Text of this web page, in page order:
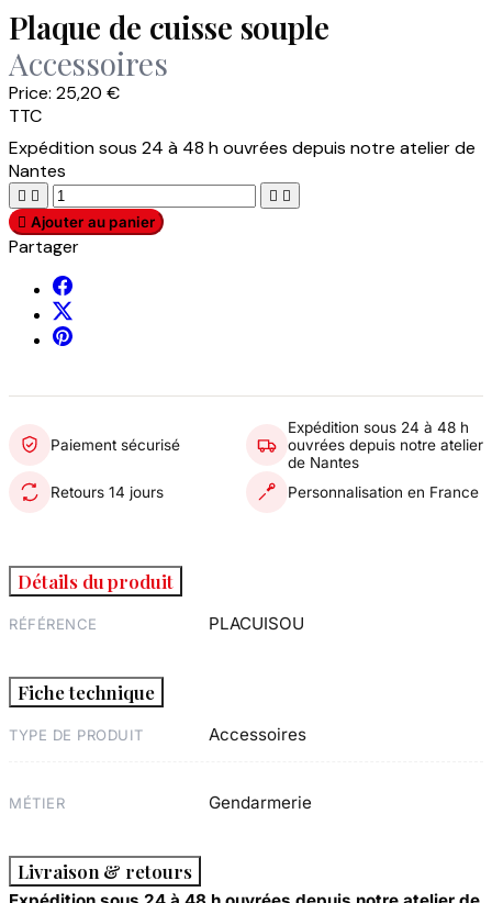
Plaque de cuisse souple
Accessoires
Price: 25,20 €
TTC
Expédition sous 24 à 48 h ouvrées depuis notre atelier de
Nantes
   
 Ajouter au panier
Partager
Paiement sécurisé
Expédition sous 24 à 48 h
ouvrées depuis notre atelier
de Nantes
Retours 14 jours
Personnalisation en France
Détails du produit
RÉFÉRENCE PLACUISOU
Fiche technique
TYPE DE PRODUIT Accessoires
MÉTIER Gendarmerie
Livraison & retours